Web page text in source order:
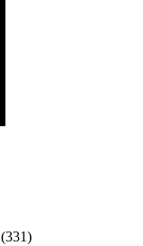
(331)